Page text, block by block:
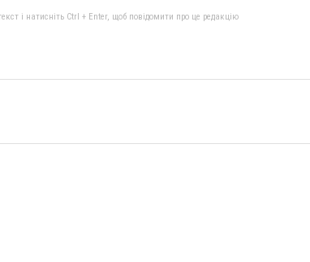
і натисніть Ctrl + Enter, щоб повідомити про це редакцію